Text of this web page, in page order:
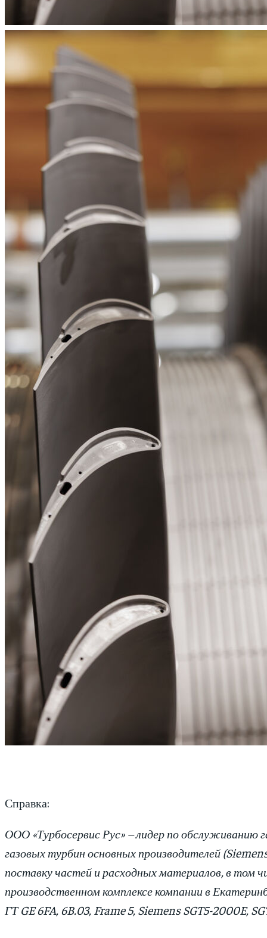
Справка:
ООО «Турбосервис Рус» – лидер по обслуживанию
газовых турбин основных производителей
поставку частей и расходных материалов, в том
производственном комплексе компании в
ГТ GE 6FA, 6B.03, Frame 5, Siemens SGT5-2000E,